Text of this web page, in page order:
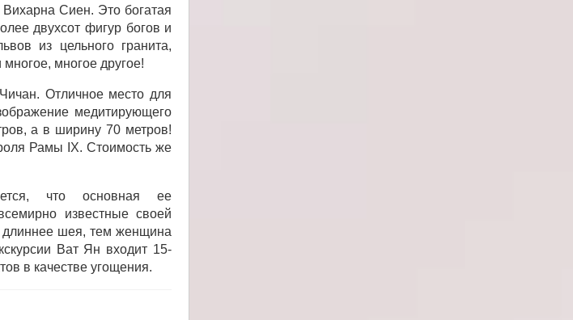
Сиен. Это богатая
двухсот фигур богов и
из цельного гранита,
многое другое!
Отличное место для
медитирующего
а в ширину 70 метров!
Рамы IX. Стоимость же
что основная ее
известные своей
длиннее шея, тем женщина
Ват Ян входит 15-
в качестве угощения.